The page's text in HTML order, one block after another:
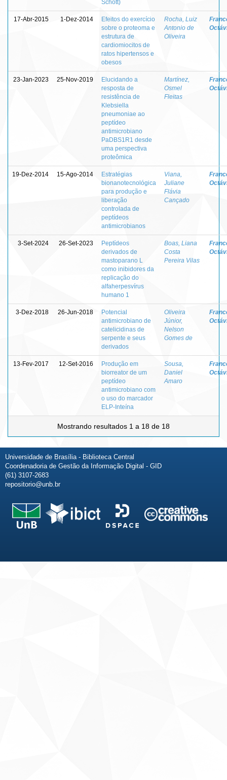
Schott)
17-Abr-2015 1-Dez-2014
Efeitos do exercício
sobre o proteoma e
estrutura de
cardiomiocitos de
ratos hipertensos e
obesos
Rocha, Luiz
Antonio de
Oliveira
23-Jan-2023 25-Nov-2019
Elucidando a
resposta de
resistência de
Klebsiella
pneumoniae ao
peptídeo
antimicrobiano
PaDBS1R1 desde
uma perspectiva
proteômica
Martínez,
Osmel
Fleitas
19-Dez-2014 15-Ago-2014
Estratégias
bionanotecnológica
para produção e
liberação
controlada de
peptídeos
antimicrobianos
Viana,
Juliane
Flávia
Cançado
3-Set-2024 26-Set-2023
Peptídeos
derivados de
mastoparano L
como inibidores da
replicação do
alfaherpesvírus
humano 1
Boas, Liana
Costa
Pereira Vilas
3-Dez-2018 26-Jun-2018
Potencial
antimicrobiano de
catelicidinas de
serpente e seus
derivados
Oliveira
Júnior,
Nelson
Gomes de
13-Fev-2017 12-Set-2016
Produção em
biorreator de um
peptídeo
antimicrobiano com
o uso do marcador
ELP-Inteína
Sousa,
Daniel
Amaro
Mostrando resultados 1 a 18 de 18
Universidade de Brasília - Biblioteca Central
Coordenadoria de Gestão da Informação Digital - GID
(61) 3107-2683
repositorio@unb.br